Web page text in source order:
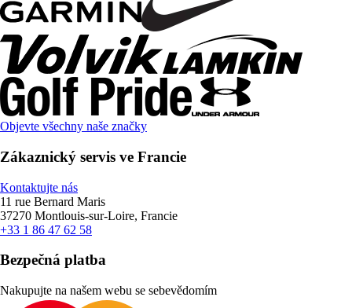
Objevte všechny naše značky
Zákaznický servis ve Francie
Kontaktujte nás
11 rue Bernard Maris
37270 Montlouis-sur-Loire, Francie
+33 1 86 47 62 58
Bezpečná platba
Nakupujte na našem webu se sebevědomím